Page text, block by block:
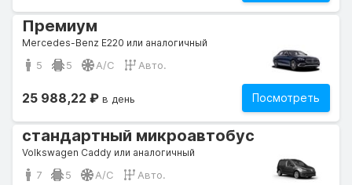
Премиум
Mercedes-Benz E220 или аналогичный
5 5 A/C Авто.
Посмотреть
25 988,22 ₽ в день
стандартный микроавтобус
Volkswagen Caddy или аналогичный
7 5 A/C Авто.